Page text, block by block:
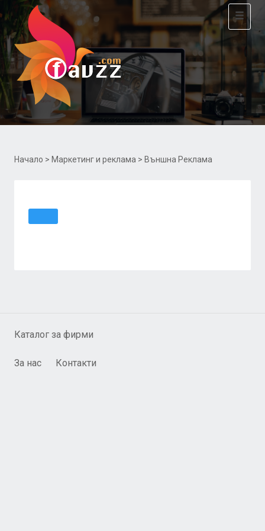
Toggle
Начало > Маркетинг и реклама > Външна Реклама
Каталог за фирми
За нас Контакти